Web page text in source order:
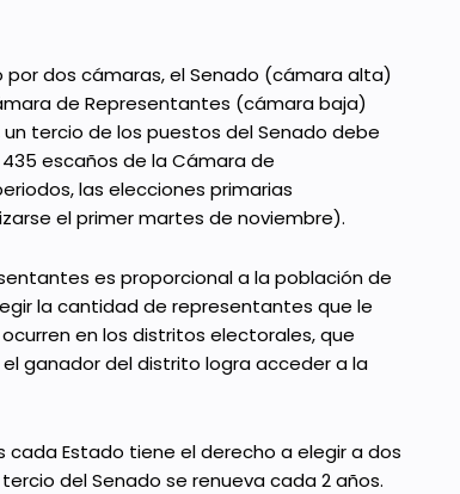
dos cámaras, el Senado (cámara alta)
de Representantes (cámara baja)
tercio de los puestos del Senado debe
escaños de la Cámara de
las elecciones primarias
el primer martes de noviembre).
es proporcional a la población de
la cantidad de representantes que le
en los distritos electorales, que
ganador del distrito logra acceder a la
cada Estado tiene el derecho a elegir a dos
del Senado se renueva cada 2 años.